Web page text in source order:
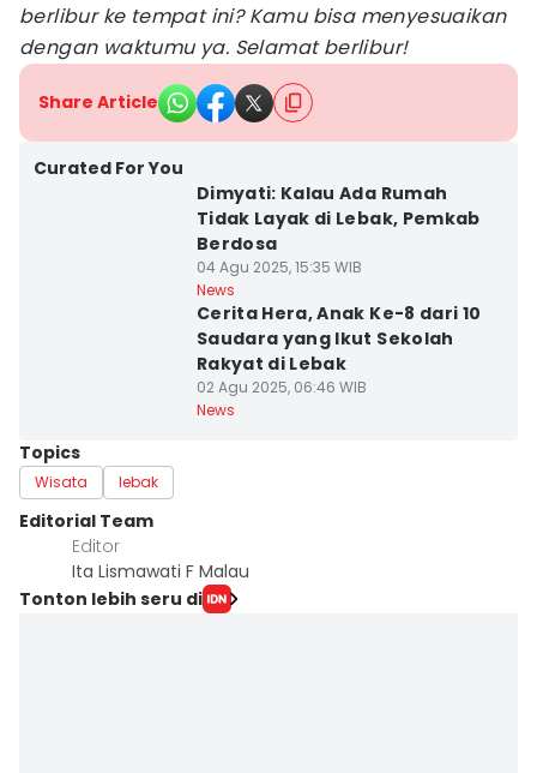
berlibur ke tempat ini? Kamu bisa menyesuaikan
dengan waktumu ya. Selamat berlibur!
Share Article
Curated For You
Dimyati: Kalau Ada Rumah
Tidak Layak di Lebak, Pemkab
Berdosa
04 Agu 2025, 15:35 WIB
News
Cerita Hera, Anak Ke-8 dari 10
Saudara yang Ikut Sekolah
Rakyat di Lebak
02 Agu 2025, 06:46 WIB
News
Topics
Wisata lebak
Editorial Team
Editor
Ita Lismawati F Malau
Tonton lebih seru di